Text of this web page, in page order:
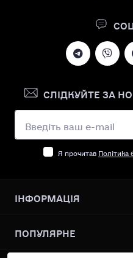
СЛІДКУЙТЕ ЗА
Я прочитав Політика
ІНФОРМАЦІЯ
Про нас
Доставка І оплата
ПОПУЛЯРНЕ